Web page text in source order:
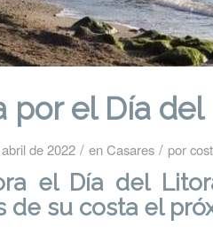
por el Día
de 2022 / enCasares / por
el Día del
de su costa el